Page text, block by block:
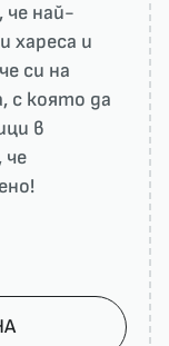
че най-
харесa и
си на
с която да
в
че